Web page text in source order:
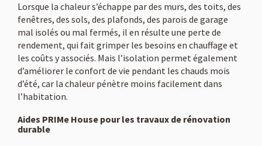
Lorsque la chaleur s’échappe par des murs, des toits, des
fenêtres, des sols, des plafonds, des parois de garage
mal isolés ou mal fermés, il en résulte une perte de
rendement, qui fait grimper les besoins en chauffage et
les coûts y associés. Mais l’isolation permet également
d’améliorer le confort de vie pendant les chauds mois
d’été, car la chaleur pénètre moins facilement dans
l’habitation.
Aides PRIMe House pour les travaux de rénovation
durable